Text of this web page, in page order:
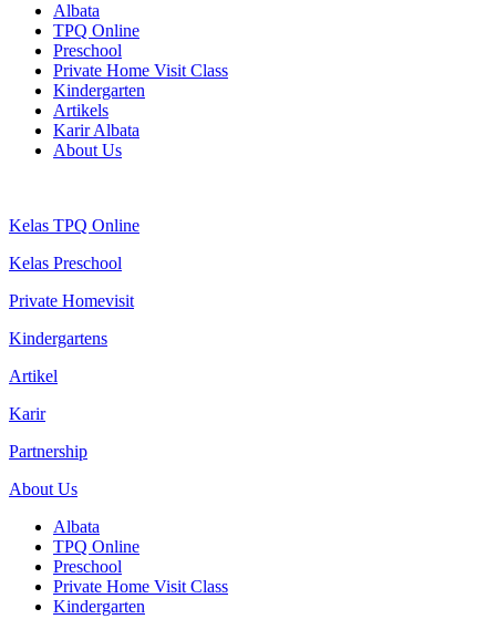
Albata
TPQ Online
Preschool
Private Home Visit Class
Kindergarten
Artikels
Karir Albata
About Us
Kelas TPQ Online
Kelas Preschool
Private Homevisit
Kindergartens
Artikel
Karir
Partnership
About Us
Albata
TPQ Online
Preschool
Private Home Visit Class
Kindergarten